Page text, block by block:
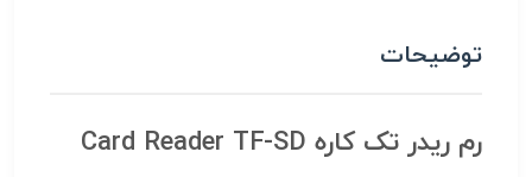
توضیحات
رم ریدر تک کاره Card Reader TF-SD